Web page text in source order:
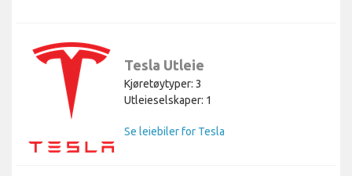
Tesla Utleie
Kjøretøytyper: 3
Utleieselskaper: 1
Se leiebiler for Tesla